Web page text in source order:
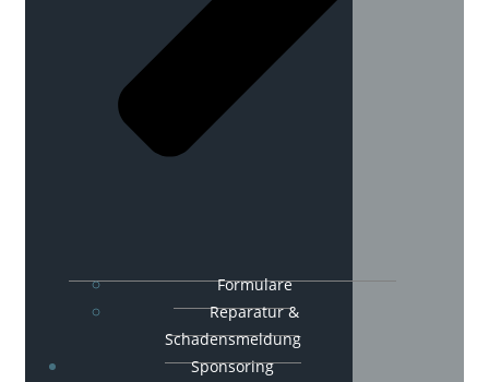
Formulare
Reparatur &
Schadensmeldung
Sponsoring